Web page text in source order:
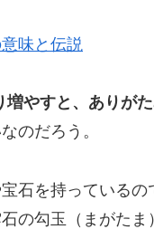
味と伝説
やすと、ありがた
のだろう。
石を持っているの
の勾玉（まがたま